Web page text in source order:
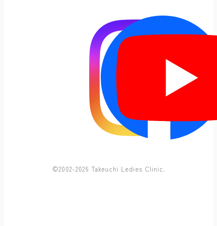
©2002-2026 Takeuchi Ledies Clinic.